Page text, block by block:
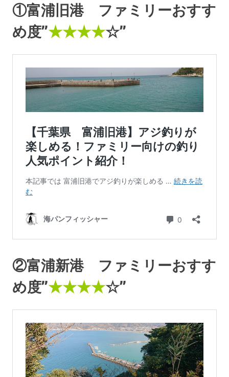
①富浦旧港 ファミリーおすす
め度”★★★★☆”
②富浦新港 ファミリーおすす
め度”★★★★☆”